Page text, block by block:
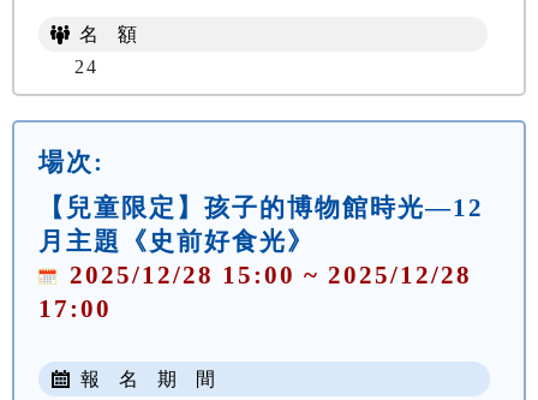
名 額
24
場次:
【兒童限定】孩子的博物館時光—12
月主題《史前好食光》
2025/12/28 15:00 ~ 2025/12/28
17:00
報 名 期 間